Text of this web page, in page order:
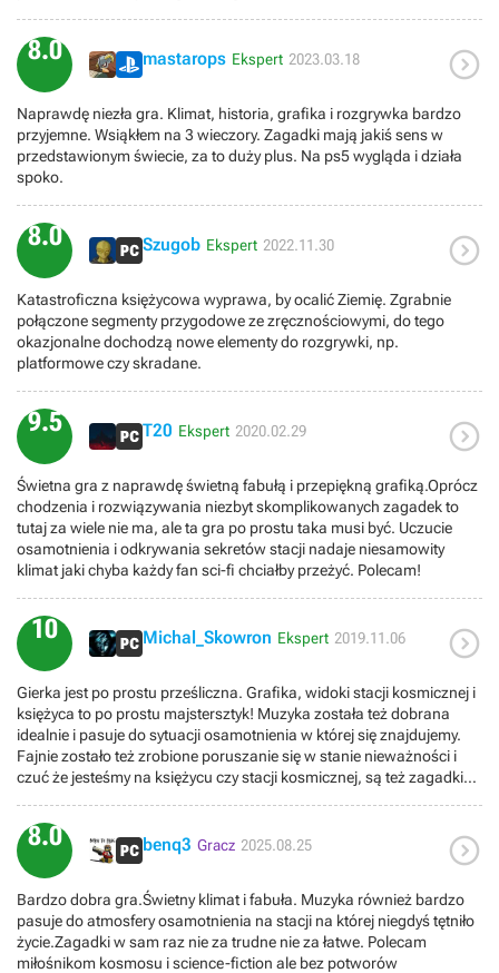
szczegółowością tytułowego księżyca. Jedyne na co można
ponarzekać to jakieś lekkie braki w założeniach opowieści, ale to już
bardziej takie czepianie się. Długość na takiego typu grę moim
zdaniem odpowiednia. Serdecznie polecam.
8.0 mastarops Ekspert 2023.03.18 
Naprawdę niezła gra. Klimat, historia, grafika i rozgrywka bardzo
przyjemne. Wsiąkłem na 3 wieczory. Zagadki mają jakiś sens w
przedstawionym świecie, za to duży plus. Na ps5 wygląda i działa
spoko.
8.0 Szugob Ekspert 2022.11.30 
Katastroficzna księżycowa wyprawa, by ocalić Ziemię. Zgrabnie
połączone segmenty przygodowe ze zręcznościowymi, do tego
okazjonalne dochodzą nowe elementy do rozgrywki, np.
platformowe czy skradane.
9.5 T20 Ekspert 2020.02.29 
Świetna gra z naprawdę świetną fabułą i przepiękną grafiką.Oprócz
chodzenia i rozwiązywania niezbyt skomplikowanych zagadek to
tutaj za wiele nie ma, ale ta gra po prostu taka musi być. Uczucie
osamotnienia i odkrywania sekretów stacji nadaje niesamowity
klimat jaki chyba każdy fan sci-fi chciałby przeżyć. Polecam!
10 Michal_Skowron Ekspert 2019.11.06 
Gierka jest po prostu prześliczna. Grafika, widoki stacji kosmicznej i
księżyca to po prostu majstersztyk! Muzyka została też dobrana
idealnie i pasuje do sytuacji osamotnienia w której się znajdujemy.
Fajnie zostało też zrobione poruszanie się w stanie nieważności i
czuć że jesteśmy na księżycu czy stacji kosmicznej, są też zagadki
bardzo fajną i ciekawą historie do poznania, grając nie poczułem
znużenia tytułem ani na chwile i gdybym miał na tyle czasu to
ukonczyłbym tytuł grając non stop bo gra mnie pochłonęła! Ja
bardzo lubie takie gry SF dlatego nie mogę nic złego o tym tytule
napisać! Polecam wszystkim co lubią takie klimaty bo za wiele takich
gier na rynku po prostu nie ma!!!!!
8.0 benq3 Gracz 2025.08.25 
Bardzo dobra gra.Świetny klimat i fabuła. Muzyka również bardzo
pasuje do atmosfery osamotnienia na stacji na której niegdyś tętniło
życie.Zagadki w sam raz nie za trudne nie za łatwe. Polecam
miłośnikom kosmosu i science-fiction ale bez potworów